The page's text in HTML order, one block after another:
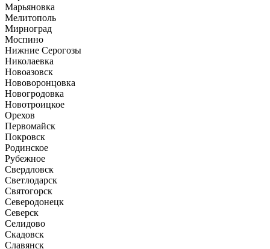
Марьяновка
Мелитополь
Мирноград
Моспино
Нижние Серогозы
Николаевка
Новоазовск
Нововоронцовка
Новогродовка
Новотроицкое
Орехов
Первомайск
Покровск
Родинское
Рубежное
Свердловск
Светлодарск
Святогорск
Северодонецк
Северск
Селидово
Скадовск
Славянск